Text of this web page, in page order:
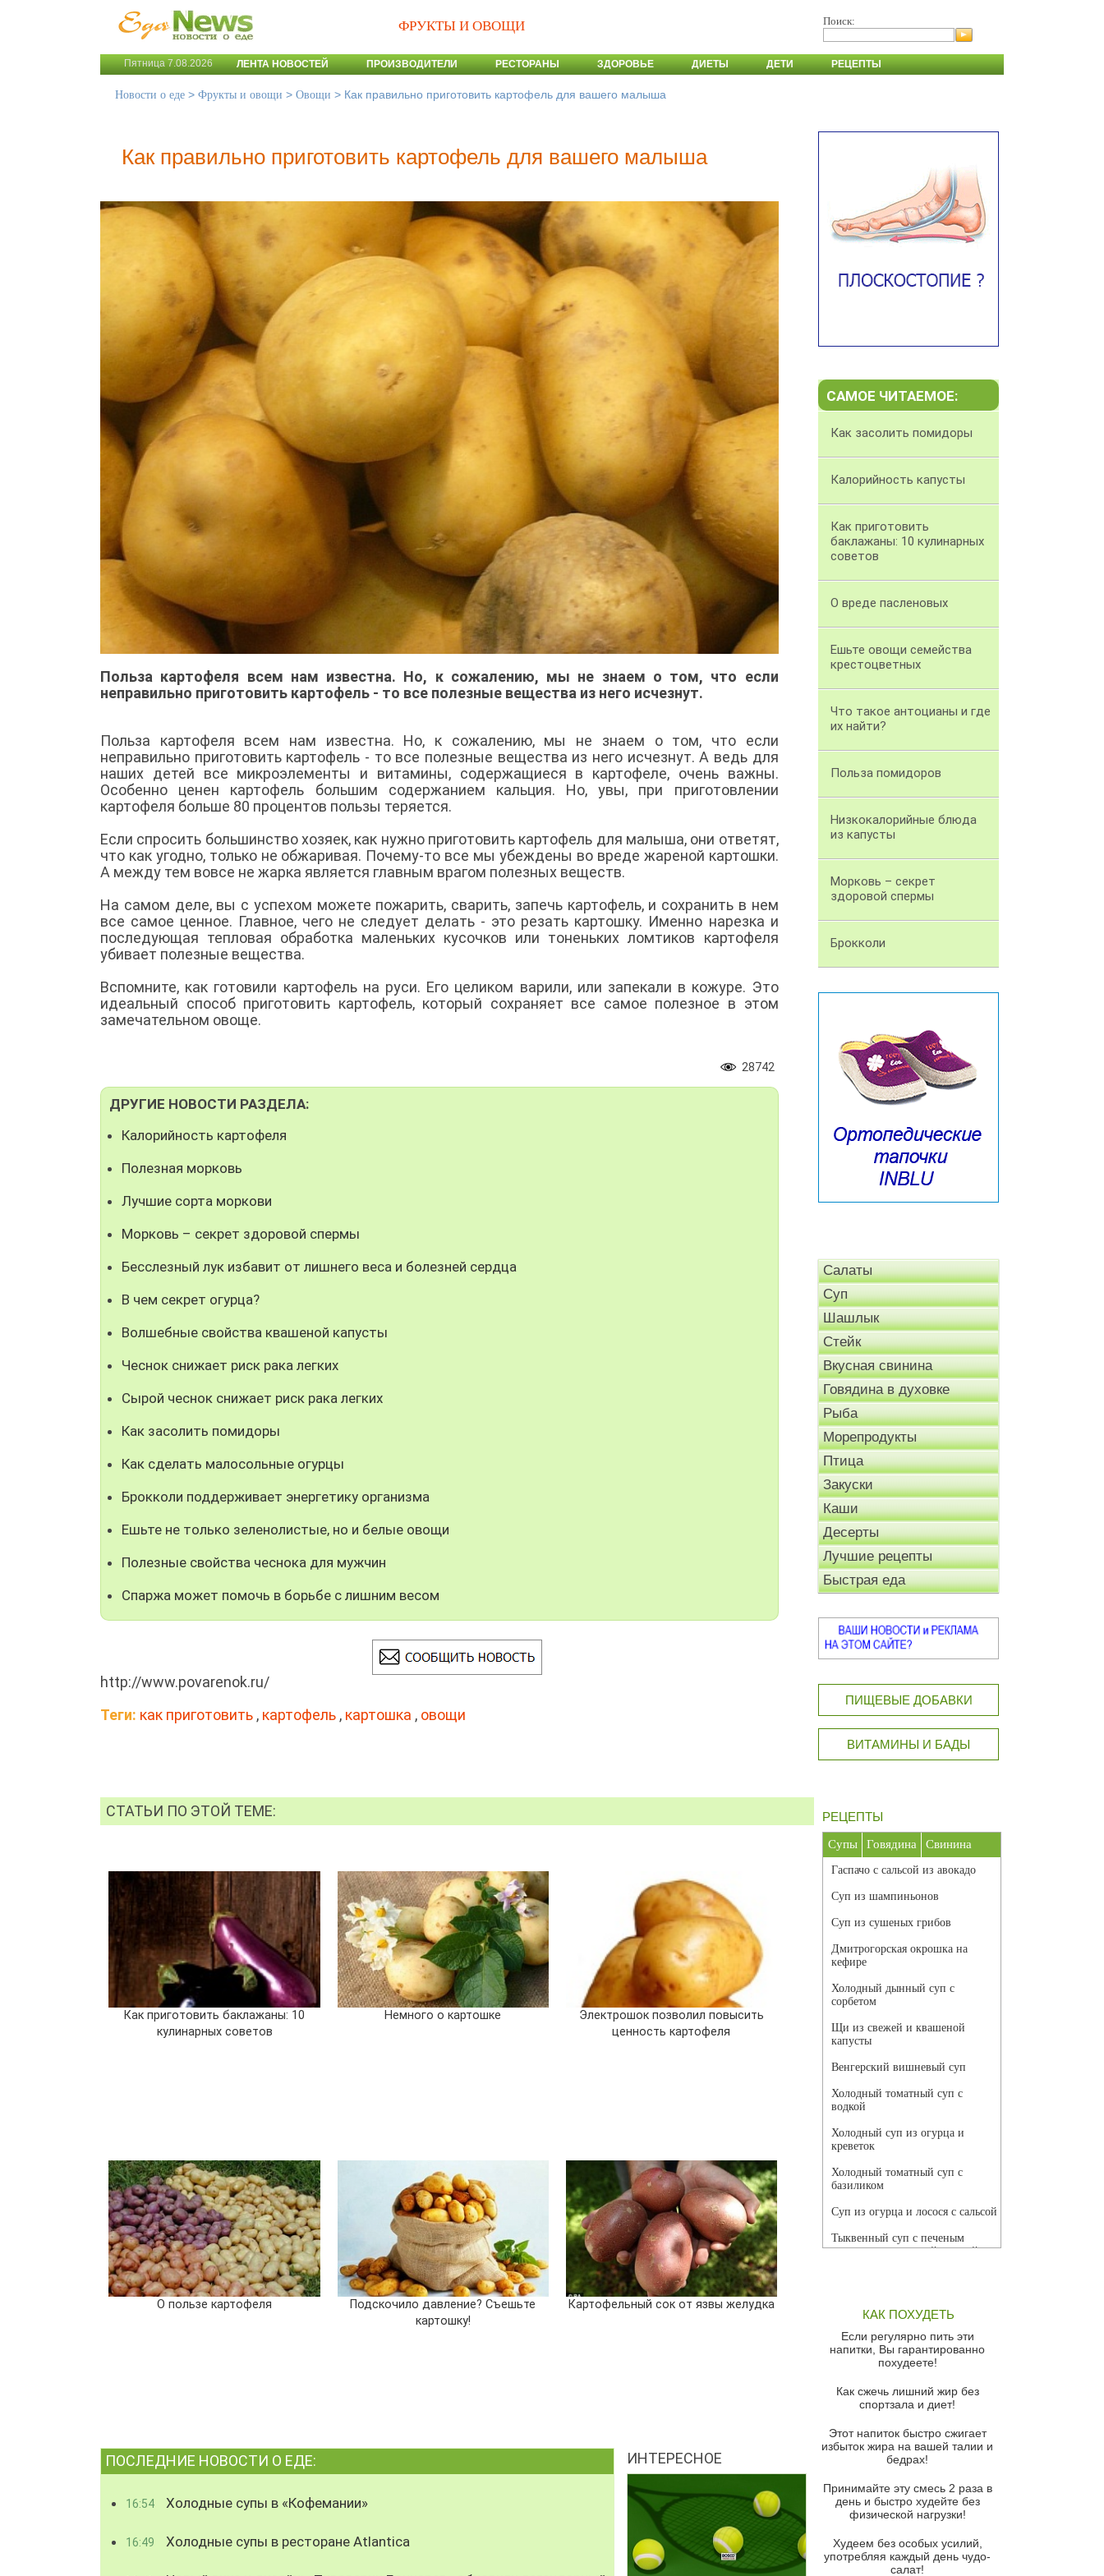
ФРУКТЫ И ОВОЩИ Поиск:
Пятница 7.08.2026 ЛЕНТА НОВОСТЕЙ ПРОИЗВОДИТЕЛИ РЕСТОРАНЫ ЗДОРОВЬЕ ДИЕТЫ ДЕТИ РЕЦЕПТЫ
Новости о еде > Фрукты и овощи > Овощи > Как правильно приготовить картофель для вашего малыша
Как правильно приготовить картофель для вашего малыша
Польза картофеля всем нам известна. Но, к сожалению, мы не знаем о том, что если
неправильно приготовить картофель - то все полезные вещества из него исчезнут.
Польза картофеля всем нам известна. Но, к сожалению, мы не знаем о том, что если
неправильно приготовить картофель - то все полезные вещества из него исчезнут. А ведь для
наших детей все микроэлементы и витамины, содержащиеся в картофеле, очень важны.
Особенно ценен картофель большим содержанием кальция. Но, увы, при приготовлении
картофеля больше 80 процентов пользы теряется.
Если спросить большинство хозяек, как нужно приготовить картофель для малыша, они ответят,
что как угодно, только не обжаривая. Почему-то все мы убеждены во вреде жареной картошки.
А между тем вовсе не жарка является главным врагом полезных веществ.
На самом деле, вы с успехом можете пожарить, сварить, запечь картофель, и сохранить в нем
все самое ценное. Главное, чего не следует делать - это резать картошку. Именно нарезка и
последующая тепловая обработка маленьких кусочков или тоненьких ломтиков картофеля
убивает полезные вещества.
Вспомните, как готовили картофель на руси. Его целиком варили, или запекали в кожуре. Это
идеальный способ приготовить картофель, который сохраняет все самое полезное в этом
замечательном овоще.
28742
ДРУГИЕ НОВОСТИ РАЗДЕЛА:
Калорийность картофеля
Полезная морковь
Лучшие сорта моркови
Морковь – секрет здоровой спермы
Бесслезный лук избавит от лишнего веса и болезней сердца
В чем секрет огурца?
Волшебные свойства квашеной капусты
Чеснок снижает риск рака легких
Сырой чеснок снижает риск рака легких
Как засолить помидоры
Как сделать малосольные огурцы
Брокколи поддерживает энергетику организма
Ешьте не только зеленолистые, но и белые овощи
Полезные свойства чеснока для мужчин
Спаржа может помочь в борьбе с лишним весом
http://www.povarenok.ru/
Теги: как приготовить , картофель , картошка , овощи
СТАТЬИ ПО ЭТОЙ ТЕМЕ:
Как приготовить баклажаны: 10
кулинарных советов
Немного о картошке
Электрошок позволил повысить
ценность картофеля
О пользе картофеля
Подскочило давление? Съешьте
картошку!
Картофельный сок от язвы желудка
ПОСЛЕДНИЕ НОВОСТИ О ЕДЕ:
16:54 Холодные супы в «Кофемании»
16:49 Холодные супы в ресторане Atlantica
ИНТЕРЕСНОЕ
САМОЕ ЧИТАЕМОЕ:
Как засолить помидоры
Калорийность капусты
Как приготовить
баклажаны: 10 кулинарных
советов
О вреде пасленовых
Ешьте овощи семейства
крестоцветных
Что такое антоцианы и где
их найти?
Польза помидоров
Низкокалорийные блюда
из капусты
Морковь – секрет
здоровой спермы
Брокколи
Салаты
Суп
Шашлык
Стейк
Вкусная свинина
Говядина в духовке
Рыба
Морепродукты
Птица
Закуски
Каши
Десерты
Лучшие рецепты
Быстрая еда
ПИЩЕВЫЕ ДОБАВКИ
ВИТАМИНЫ И БАДЫ
РЕЦЕПТЫ
Супы Говядина Свинина
Гаспачо с сальсой из авокадо
Суп из шампиньонов
Суп из сушеных грибов
Дмитрогорская окрошка на
кефире
Холодный дынный суп с
сорбетом
Щи из свежей и квашеной
капусты
Венгерский вишневый суп
Холодный томатный суп с
водкой
Холодный суп из огурца и
креветок
Холодный томатный суп с
базиликом
Суп из огурца и лосося с сальсой
Тыквенный суп с печеным
чесноком и томатной сальсой
красного перца
Парижский луковый суп
Суп из спаржи и горошка с
Суп-крем из цветной капусты
Французский луковый суп
Суп из баклажанов с моцареллой
Грибной крем-суп с кростини с
козьим сыром
Суп мисо с зеленым луком и
тофу
КАК ПОХУДЕТЬ
Если регулярно пить эти
напитки, Вы гарантированно
похудеете!
Как сжечь лишний жир без
спортзала и диет!
Этот напиток быстро сжигает
избыток жира на вашей талии и
бедрах!
Принимайте эту смесь 2 раза в
день и быстро худейте без
физической нагрузки!
Худеем без особых усилий,
употребляя каждый день чудо-
салат!